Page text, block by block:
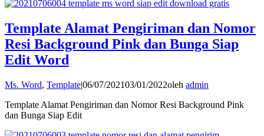
Template Alamat Pengiriman dan Nomor
Resi Background Pink dan Bunga Siap
Edit Word
Ms. Word, Template|06/07/202103/01/2022oleh admin
Template Alamat Pengiriman dan Nomor Resi Background Pink
dan Bunga Siap Edit